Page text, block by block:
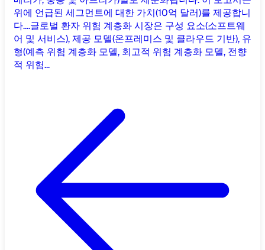
위에 언급된 세그먼트에 대한 가치(10억 달러)를 제공합니
다....글로벌 환자 위험 계층화 시장은 구성 요소(소프트웨
어 및 서비스), 제공 모델(온프레미스 및 클라우드 기반), 유
형(예측 위험 계층화 모델, 회고적 위험 계층화 모델, 전향
적 위험...